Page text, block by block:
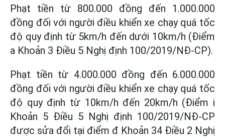
Phạt tiền từ 800.000 đồng đến 1.000.000
đồng đối với người điều khiển xe chạy quá tốc
độ quy định từ 5km/h đến dưới 10km/h (Điểm
a Khoản 3 Điều 5 Nghị định 100/2019/NĐ-CP).
Phạt tiền từ 4.000.000 đồng đến 6.000.000
đồng đối với người điều khiển xe chạy quá tốc
độ quy định từ 10km/h đến 20km/h (Điểm i
Khoản 5 Điều 5 Nghị định 100/2019/NĐ-CP
được sửa đổi tại điểm đ Khoản 34 Điều 2 Nghị